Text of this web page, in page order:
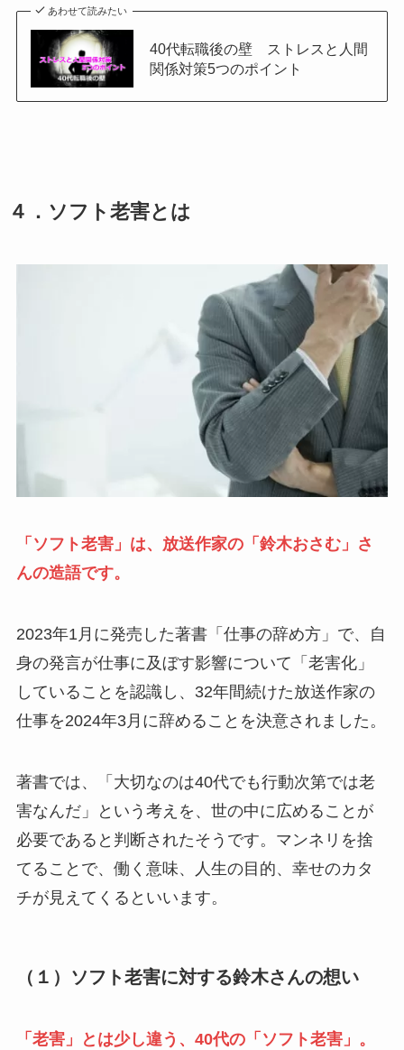
あわせて読みたい
40代転職後の壁 ストレスと人間
関係対策5つのポイント
４． ソフト老害とは
「ソフト老害」は、放送作家の「鈴木おさむ」さ
んの造語です。
2023年1月に発売した著書「仕事の辞め方」で、自
身の発言が仕事に及ぼす影響について「老害化」
していることを認識し、32年間続けた放送作家の
仕事を2024年3月に辞めることを決意されました。
著書では、「大切なのは40代でも行動次第では老
害なんだ」という考えを、世の中に広めることが
必要であると判断されたそうです。マンネリを捨
てることで、働く意味、人生の目的、幸せのカタ
チが見えてくるといいます。
（１）ソフト老害に対する鈴木さんの想い
「老害」とは少し違う、40代の「ソフト老害」。